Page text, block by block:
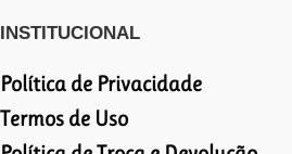
INSTITUCIONAL
Política de Privacidade
Termos de Uso